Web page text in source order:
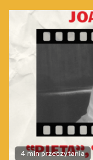
4 min przeczytania